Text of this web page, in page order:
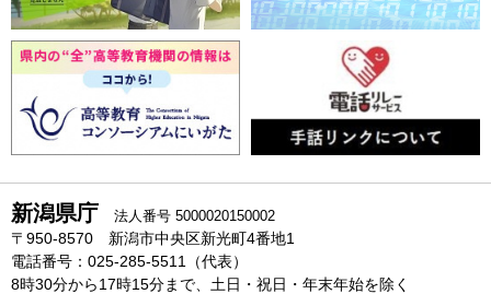
新潟県庁 法人番号 5000020150002
〒950-8570 新潟市中央区新光町4番地1
電話番号：025-285-5511（代表）
8時30分から17時15分まで、土日・祝日・年末年始を除く